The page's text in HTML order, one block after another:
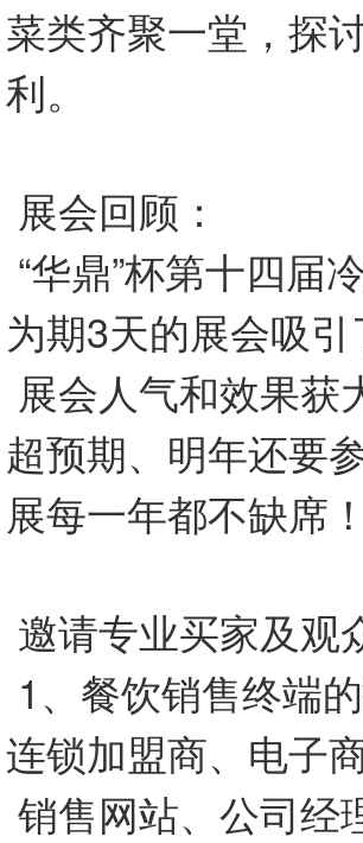
菜类齐聚一堂，探
利。
展会回顾：
“华鼎”杯第十四届
为期3天的展会吸
展会人气和效果获
超预期、明年还要
展每一年都不缺席！
邀请专业买家及观
1、餐饮销售终端
连锁加盟商、电子
销售网站、公司经